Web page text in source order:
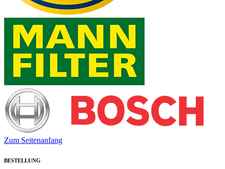
Zum Seitenanfang
BESTELLUNG